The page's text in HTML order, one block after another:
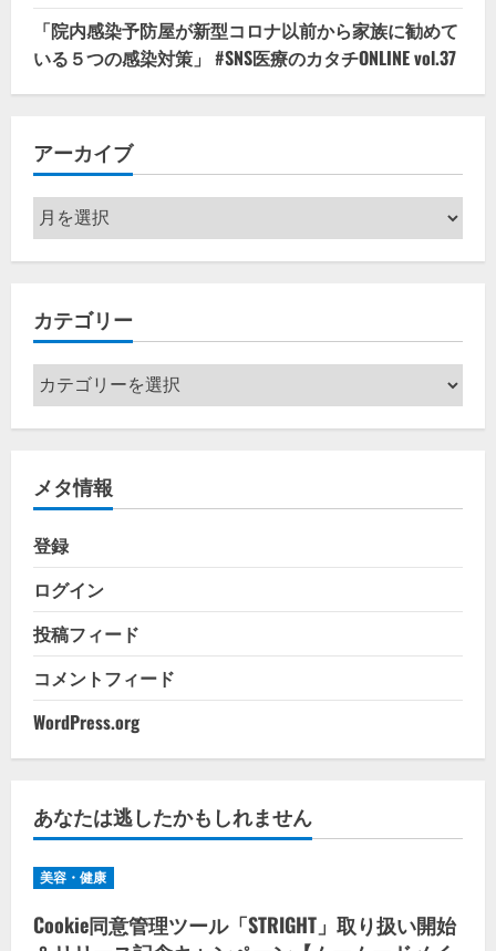
「院内感染予防屋が新型コロナ以前から家族に勧めて
いる５つの感染対策」 #SNS医療のカタチONLINE vol.37
アーカイブ
ア
ー
カ
ブ
カテゴリー
カ
テ
ゴ
ー
メタ情報
登録
ログイン
投稿フィード
コメントフィード
WordPress.org
あなたは逃したかもしれません
美容・健康
Cookie同意管理ツール「STRIGHT」取り扱い開始